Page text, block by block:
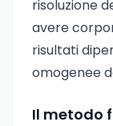
risoluzione
avere
risultati
omogenee
Il metodo